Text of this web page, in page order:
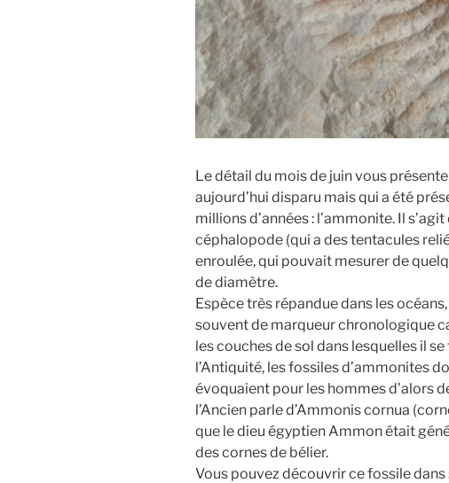
Le détail du mois de juin vous
aujourd’hui disparu mais qui a été
millions d’années : l’ammonite. Il
céphalopode (qui a des tentacules
enroulée, qui pouvait mesurer de
de diamètre.
Espèce très répandue dans les
souvent de marqueur chronologique
les couches de sol dans lesquelles il
l’Antiquité, les fossiles d’ammonites
évoquaient pour les hommes d’alors
l’Ancien parle d’Ammonis cornua
que le dieu égyptien Ammon était
des cornes de bélier.
Vous pouvez découvrir ce fossile